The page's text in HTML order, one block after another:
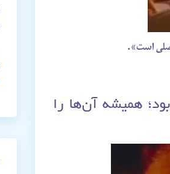
است».
همیشه آن‌ها را